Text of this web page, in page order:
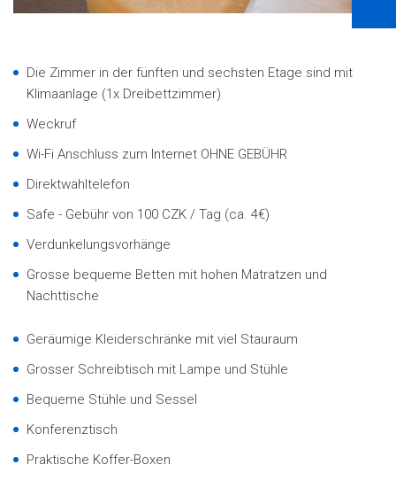
Die Zimmer in der fünften und sechsten Etage sind mit
Klimaanlage (1x Dreibettzimmer)
Weckruf
Wi-Fi Anschluss zum Internet OHNE GEBÜHR
Direktwahltelefon
Safe - Gebühr von 100 CZK / Tag (ca. 4€)
Verdunkelungsvorhänge
Grosse bequeme Betten mit hohen Matratzen und
Nachttische
Geräumige Kleiderschränke mit viel Stauraum
Grosser Schreibtisch mit Lampe und Stühle
Bequeme Stühle und Sessel
Konferenztisch
Praktische Koffer-Boxen